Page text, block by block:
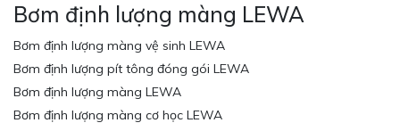
Bơm định lượng màng LEWA
Bơm định lượng màng vệ sinh LEWA
Bơm định lượng pít tông đóng gói LEWA
Bơm định lượng màng LEWA
Bơm định lượng màng cơ học LEWA